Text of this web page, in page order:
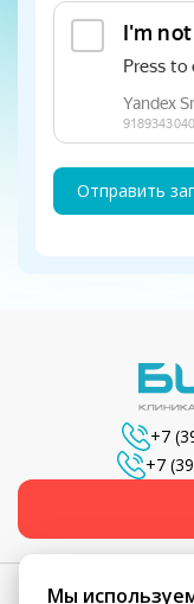
Отправить
+7
+7
Мы